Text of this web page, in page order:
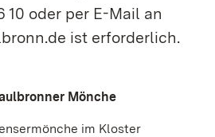
oder per E-Mail an
ist erforderlich.
Mönche
im Kloster